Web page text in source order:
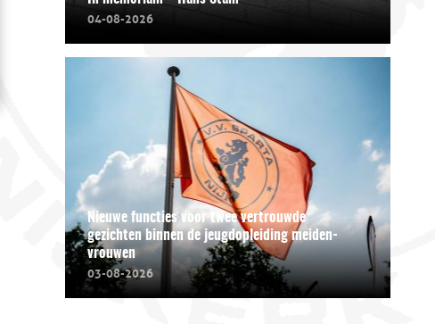
04-08-2026
Nieuwe functies voor twee vertrouwde
gezichten binnen de jeugdopleiding meiden-
vrouwen
03-08-2026